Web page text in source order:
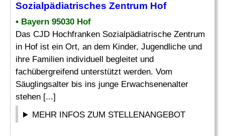
Sozialpädiatrisches Zentrum Hof
• Bayern 95030 Hof
Das CJD Hochfranken Sozialpädiatrische Zentrum
in Hof ist ein Ort, an dem Kinder, Jugendliche und
ihre Familien individuell begleitet und
fachübergreifend unterstützt werden. Vom
Säuglingsalter bis ins junge Erwachsenenalter
stehen [...]
MEHR INFOS ZUM STELLENANGEBOT